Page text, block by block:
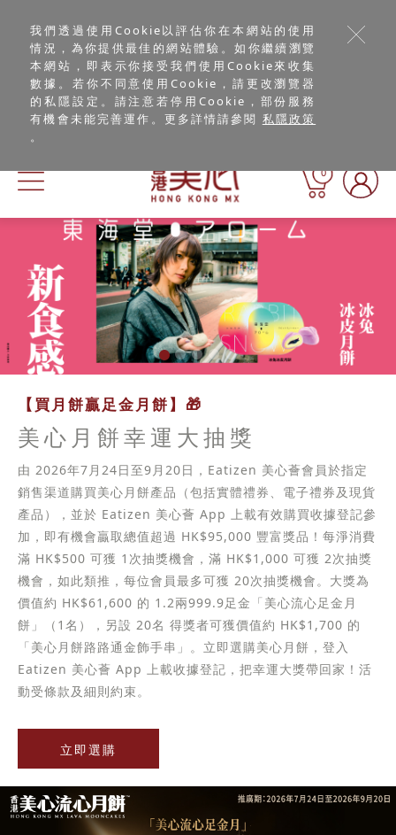
我們透過使用Cookie以評估你在本網站的使用
情況，為你提供最佳的網站體驗。如你繼續瀏覽
本網站，即表示你接受我們使用Cookie來收集
數據。若你不同意使用Cookie，請更改瀏覽器
的私隱設定。請注意若停用Cookie，部份服務
有機會未能完善運作。更多詳情請參閱 私隱政策
。
0
【買月餅贏足金月餅】🎁
美心月餅幸運大抽獎
由 2026年7月24日至9月20日，Eatizen 美心薈會員於指定
銷售渠道購買美心月餅產品（包括實體禮券、電子禮券及現貨
產品），並於 Eatizen 美心薈 App 上載有效購買收據登記參
加，即有機會贏取總值超過 HK$95,000 豐富獎品！每淨消費
滿 HK$500 可獲 1次抽獎機會，滿 HK$1,000 可獲 2次抽獎
機會，如此類推，每位會員最多可獲 20次抽獎機會。大獎為
價值約 HK$61,600 的 1.2兩999.9足金「美心流心足金月
餅」（1名），另設 20名 得獎者可獲價值約 HK$1,700 的
「美心月餅路路通金飾手串」。立即選購美心月餅，登入
Eatizen 美心薈 App 上載收據登記，把幸運大獎帶回家！活
動受條款及細則約束。
立即選購